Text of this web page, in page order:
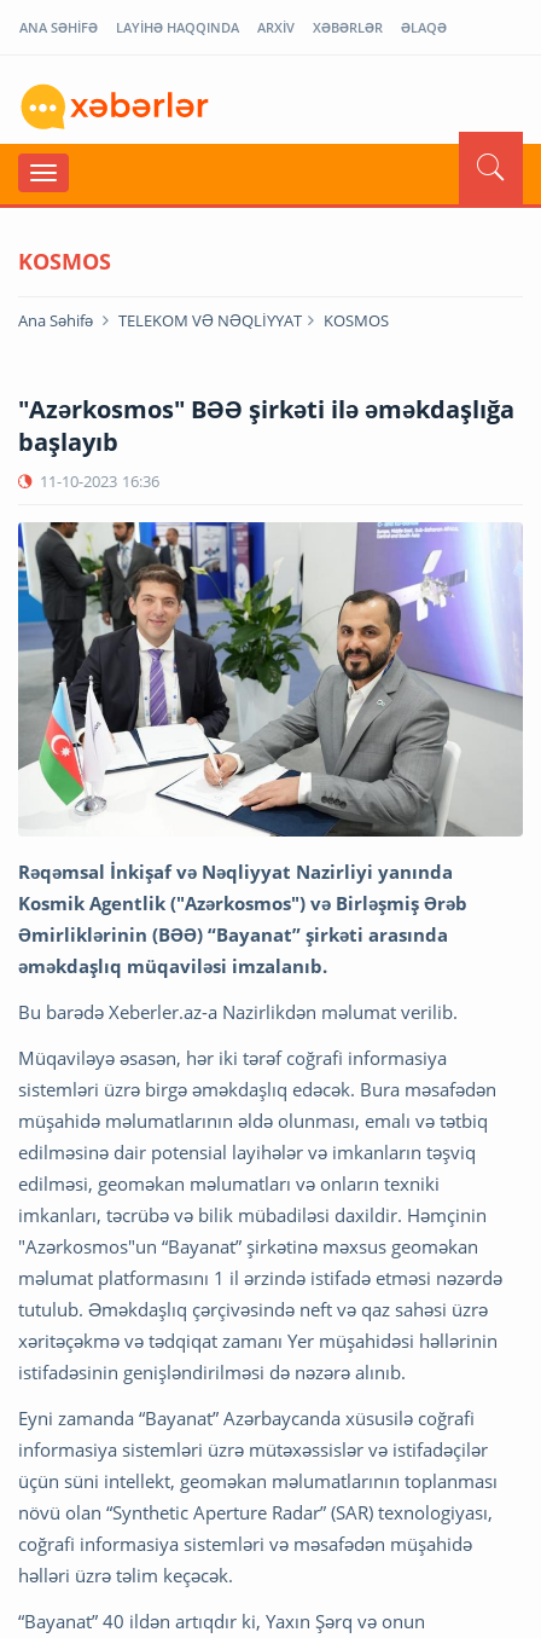
ANA SƏHİFƏ LAYİHƏ HAQQINDA ARXİV XƏBƏRLƏR ƏLAQƏ
KOSMOS
Ana Səhifə TELEKOM VƏ NƏQLİYYAT KOSMOS
"Azərkosmos" BƏƏ şirkəti ilə əməkdaşlığa
başlayıb
11-10-2023 16:36
Rəqəmsal İnkişaf və Nəqliyyat Nazirliyi yanında
Kosmik Agentlik ("Azərkosmos") və Birləşmiş Ərəb
Əmirliklərinin (BƏƏ) “Bayanat” şirkəti arasında
əməkdaşlıq müqaviləsi imzalanıb.
Bu barədə Xeberler.az-a Nazirlikdən məlumat verilib.
Müqaviləyə əsasən, hər iki tərəf coğrafi informasiya
sistemləri üzrə birgə əməkdaşlıq edəcək. Bura məsafədən
müşahidə məlumatlarının əldə olunması, emalı və tətbiq
edilməsinə dair potensial layihələr və imkanların təşviq
edilməsi, geoməkan məlumatları və onların texniki
imkanları, təcrübə və bilik mübadiləsi daxildir. Həmçinin
"Azərkosmos"un “Bayanat” şirkətinə məxsus geoməkan
məlumat platformasını 1 il ərzində istifadə etməsi nəzərdə
tutulub. Əməkdaşlıq çərçivəsində neft və qaz sahəsi üzrə
xəritəçəkmə və tədqiqat zamanı Yer müşahidəsi həllərinin
istifadəsinin genişləndirilməsi də nəzərə alınıb.
Eyni zamanda “Bayanat” Azərbaycanda xüsusilə coğrafi
informasiya sistemləri üzrə mütəxəssislər və istifadəçilər
üçün süni intellekt, geoməkan məlumatlarının toplanması
növü olan “Synthetic Aperture Radar” (SAR) texnologiyası,
coğrafi informasiya sistemləri və məsafədən müşahidə
həlləri üzrə təlim keçəcək.
“Bayanat” 40 ildən artıqdır ki, Yaxın Şərq və onun